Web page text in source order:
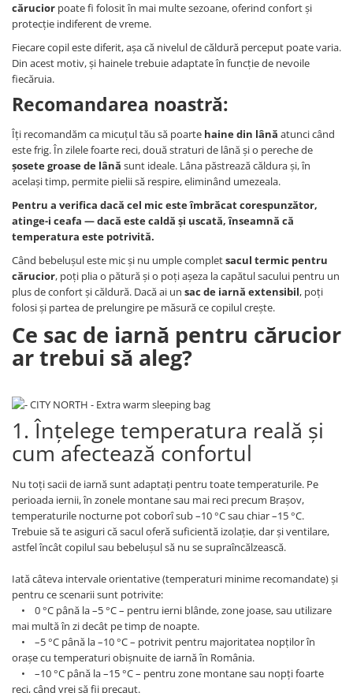
cărucior poate fi folosit în mai multe sezoane, oferind confort și
protecție indiferent de vreme.
Fiecare copil este diferit, așa că nivelul de căldură perceput poate varia.
Din acest motiv, și hainele trebuie adaptate în funcție de nevoile
fiecăruia.
Recomandarea noastră:
Îți recomandăm ca micuțul tău să poarte haine din lână atunci când
este frig. În zilele foarte reci, două straturi de lână și o pereche de
șosete groase de lână sunt ideale. Lâna păstrează căldura și, în
același timp, permite pielii să respire, eliminând umezeala.
Pentru a verifica dacă cel mic este îmbrăcat corespunzător,
atinge-i ceafa — dacă este caldă și uscată, înseamnă că
temperatura este potrivită.
Când bebelușul este mic și nu umple completsacul termic pentru
cărucior, poți plia o pătură și o poți așeza la capătul sacului pentru un
plus de confort și căldură. Dacă ai un sac de iarnă extensibil, poți
folosi și partea de prelungire pe măsură ce copilul crește.
Ce sac de iarnă pentru cărucior
ar trebui să aleg?
1. Înțelege temperatura reală și
cum afectează confortul
Nu toți sacii de iarnă sunt adaptați pentru toate temperaturile. Pe
perioada iernii, în zonele montane sau mai reci precum Brașov,
temperaturile nocturne pot coborî sub –10 °C sau chiar –15 °C.
Trebuie să te asiguri că sacul oferă suficientă izolație, dar și ventilare,
astfel încât copilul sau bebelușul să nu se supraîncălzească.
Iată câteva intervale orientative (temperaturi minime recomandate) și
pentru ce scenarii sunt potrivite:
• 0 °C până la –5 °C – pentru ierni blânde, zone joase, sau utilizare
mai multă în zi decât pe timp de noapte.
• –5 °C până la –10 °C – potrivit pentru majoritatea nopților în
orașe cu temperaturi obișnuite de iarnă în România.
• –10 °C până la –15 °C – pentru zone montane sau nopți foarte
reci, când vrei să fii precaut.